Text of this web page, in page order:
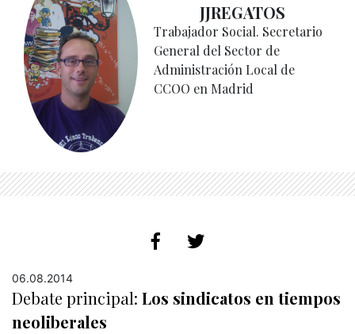
JJREGATOS
Trabajador Social. Secretario
General del Sector de
Administración Local de
CCOO en Madrid
06.08.2014
Debate principal: Los sindicatos en tiempos
neoliberales